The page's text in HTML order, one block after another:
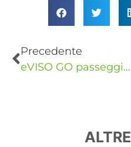
Precedente
eVISO GO passeggiata golosa per la cultura
ALTRE